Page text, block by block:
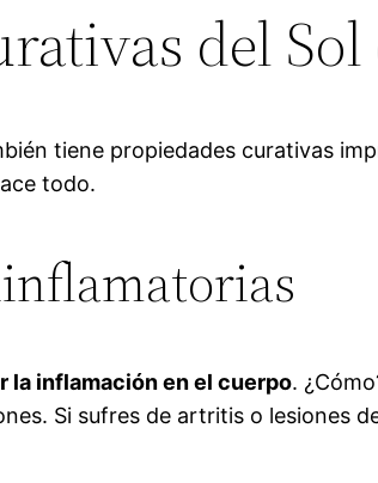
del
tiene propiedades curativas
todo.
la inflamación en el cuerpo.
Si sufres de artritis o lesiones